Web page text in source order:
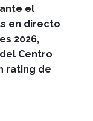
el
en directo
2026,
Centro
rating de